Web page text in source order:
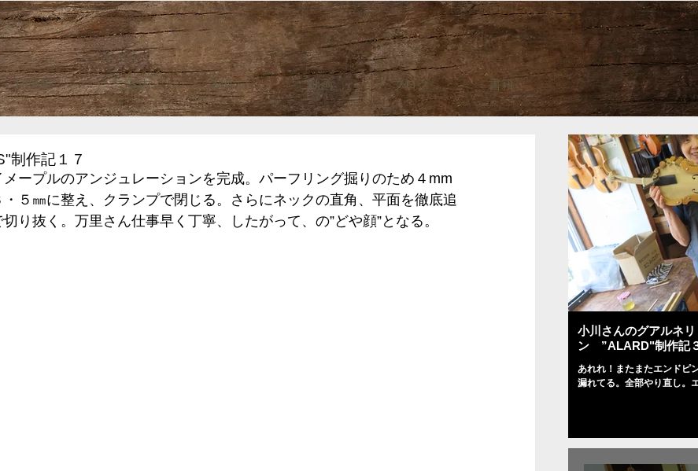
HOME ご案内 制作記 動画 ブログ 書籍
制作記１７
ープルのアンジュレーションを完成。パーフリング掘りのため４mm
５㎜に整え、クランプで閉じる。さらにネックの直角、平面を徹底追
り抜く。万里さん仕事早く丁寧、したがって、の”どや顔”となる。
小川さんのグアルネ
ン ”ALARD"制作記
あれれ！またまたエンドピ
漏れてる。全部やり直し。